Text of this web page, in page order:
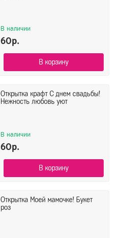
В наличии
60р.
В корзину
Открытка крафт С днем свадьбы!
Нежность любовь уют
В наличии
60р.
В корзину
Открытка Моей мамочке! Букет
роз